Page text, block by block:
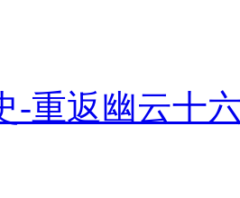
-重返幽云十